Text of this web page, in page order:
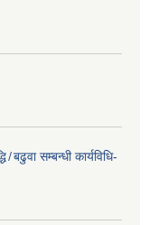
बढुवा सम्बन्धी कार्यविधि-